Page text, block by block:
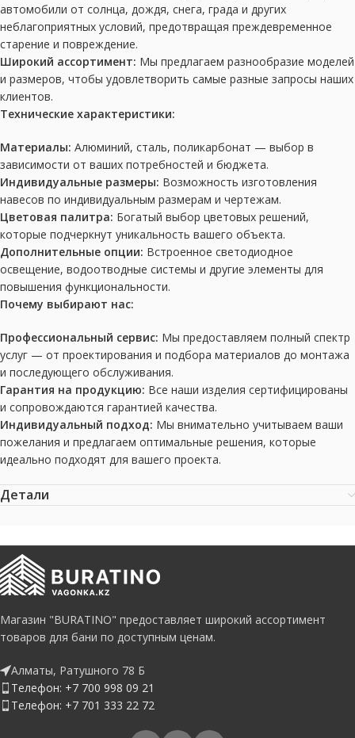
автомобили от солнца, дождя, снега, града и других
неблагоприятных условий, предотвращая преждевременное
старение и повреждение.
Широкий ассортимент: Мы предлагаем разнообразие моделей
и размеров, чтобы удовлетворить самые разные запросы наших
клиентов.
Технические характеристики:
Материалы: Алюминий, сталь, поликарбонат — выбор в
зависимости от ваших потребностей и бюджета.
Индивидуальные размеры: Возможность изготовления
навесов по индивидуальным размерам и чертежам.
Цветовая палитра: Богатый выбор цветовых решений,
которые подчеркнут уникальность вашего объекта.
Дополнительные опции: Встроенное светодиодное
освещение, водоотводные системы и другие элементы для
повышения функциональности.
Почему выбирают нас:
Профессиональный сервис: Мы предоставляем полный спектр
услуг — от проектирования и подбора материалов до монтажа
и последующего обслуживания.
Гарантия на продукцию: Все наши изделия сертифицированы
и сопровождаются гарантией качества.
Индивидуальный подход: Мы внимательно учитываем ваши
пожелания и предлагаем оптимальные решения, которые
идеально подходят для вашего проекта.
Детали
Магазин "BURATINO" предоставляет широкий ассортимент
товаров для бани по доступным ценам.
Алматы, Ратушного 78 Б
Телефон: +7 700 998 09 21
Телефон: +7 701 333 22 72